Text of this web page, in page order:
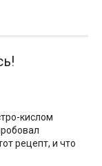
кислом
рецепт, и что